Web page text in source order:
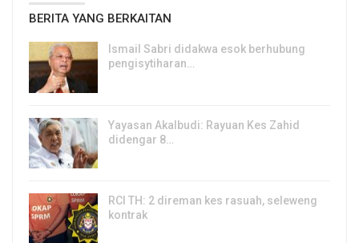
BERITA YANG BERKAITAN
Ismail Sabri didakwa esok berhubung
pengisytiharan…
Yayasan Akalbudi: Rayuan Kes Zahid
didengar 8…
RCI TH: 2 direman kes rasuah, seleweng
kontrak